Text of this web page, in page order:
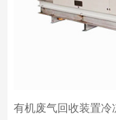
有机废气回收装置冷